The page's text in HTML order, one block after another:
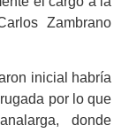
Zambrano
inicial habría
por lo que
donde